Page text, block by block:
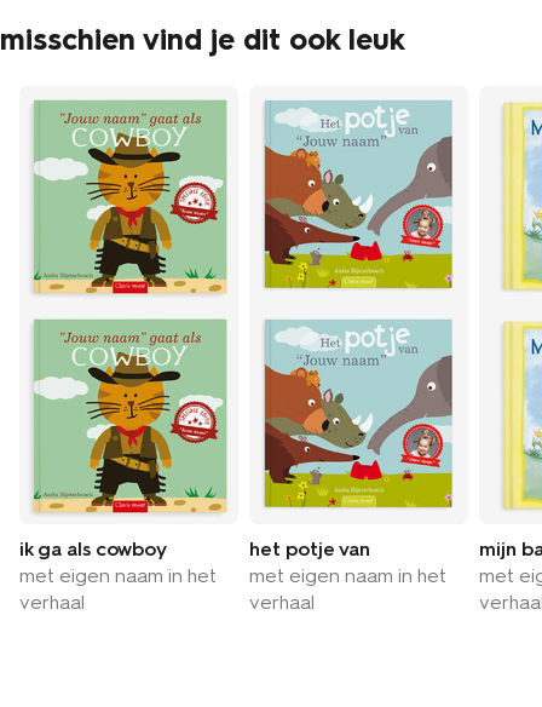
misschien vind je dit ook leuk
ik ga als cowboy
met eigen naam in het
verhaal
het potje van
met eigen naam in het
verhaal
mijn
met